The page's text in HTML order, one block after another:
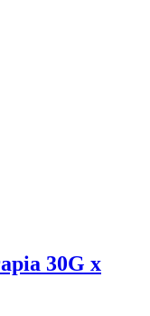
30G x